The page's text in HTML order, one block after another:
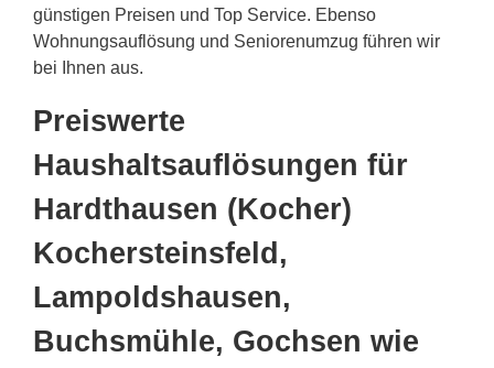
günstigen Preisen und Top Service. Ebenso
Wohnungsauflösung und Seniorenumzug führen wir
bei Ihnen aus.
Preiswerte
Haushaltsauflösungen für
Hardthausen (Kocher)
Kochersteinsfeld,
Lampoldshausen,
Buchsmühle, Gochsen wie